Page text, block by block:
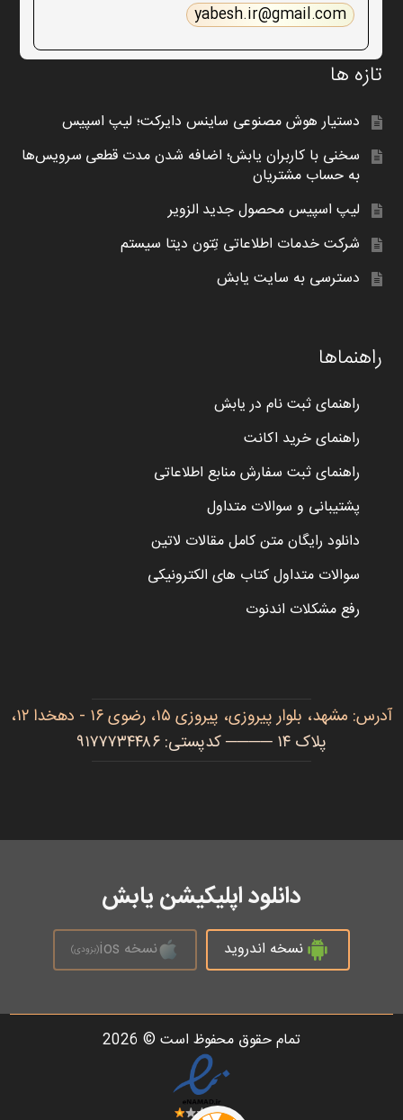
yabesh.ir@gmail.com
تازه ها
دستیار هوش مصنوعی ساینس دایرکت؛ لیپ اسپیس
سخنی با کاربران یابش؛ اضافه شدن مدت قطعی سرویس‌ها
به حساب مشتریان
لیپ اسپیس محصول جدید الزویر
شرکت خدمات اطلاعاتی تِتون دیتا سیستم
دسترسی به سایت یابش
راهنماها
راهنمای ثبت نام در یابش
راهنمای خرید اکانت
راهنمای ثبت سفارش منابع اطلاعاتی
پشتیبانی و سوالات متداول
دانلود رایگان متن کامل مقالات لاتین
سوالات متداول کتاب های الکترونیکی
رفع مشکلات اندنوت
آدرس: مشهد، بلوار پیروزی، پیروزی ۱۵، رضوی ۱۶ - دهخدا ۱۲،
پلاک ۱۴ ──── کدپستی: ۹۱۷۷۷۳۴۴۸۶
دانلود اپلیکیشن یابش
نسخه اندروید نسخه ios (بزودی)
تمام حقوق محفوظ است © 2026